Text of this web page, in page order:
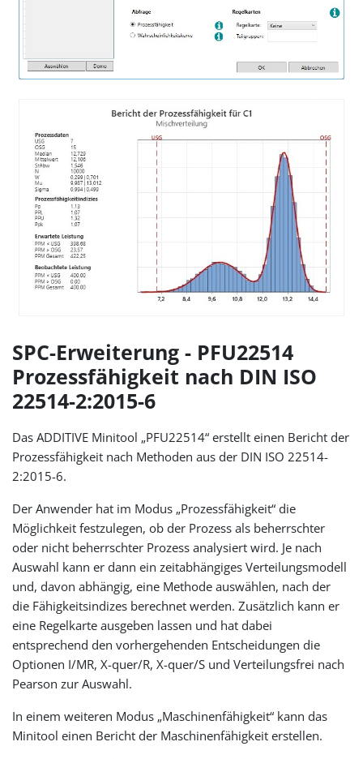
SPC-Erweiterung - PFU22514
Prozessfähigkeit nach DIN ISO
22514-2:2015-6
Das ADDITIVE Minitool „PFU22514“ erstellt einen Bericht der
Prozessfähigkeit nach Methoden aus der DIN ISO 22514-
2:2015-6.
Der Anwender hat im Modus „Prozessfähigkeit“ die
Möglichkeit festzulegen, ob der Prozess als beherrschter
oder nicht beherrschter Prozess analysiert wird. Je nach
Auswahl kann er dann ein zeitabhängiges Verteilungsmodell
und, davon abhängig, eine Methode auswählen, nach der
die Fähigkeitsindizes berechnet werden. Zusätzlich kann er
eine Regelkarte ausgeben lassen und hat dabei
entsprechend den vorhergehenden Entscheidungen die
Optionen I/MR, X-quer/R, X-quer/S und Verteilungsfrei nach
Pearson zur Auswahl.
In einem weiteren Modus „Maschinenfähigkeit“ kann das
Minitool einen Bericht der Maschinenfähigkeit erstellen.